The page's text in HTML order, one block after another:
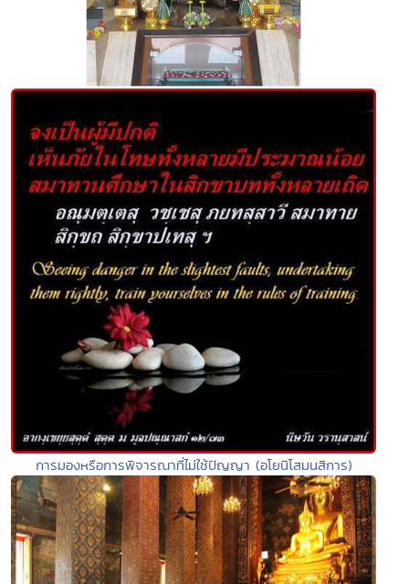
การมองหรือการพิจารณาที่ไม่ใช้ปัญญา (อโยนิโสมนสิการ)